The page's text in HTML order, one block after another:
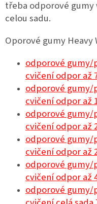
třeba odporové
celou sadu.
Oporové gumy Heavy
odporové gumy/
cvičení odpor až
odporové gumy/
cvičení odpor až
odporové gumy/
cvičení odpor až
odporové gumy/
cvičení odpor až
odporové gumy/
cvičení odpor až
odporové gumy/